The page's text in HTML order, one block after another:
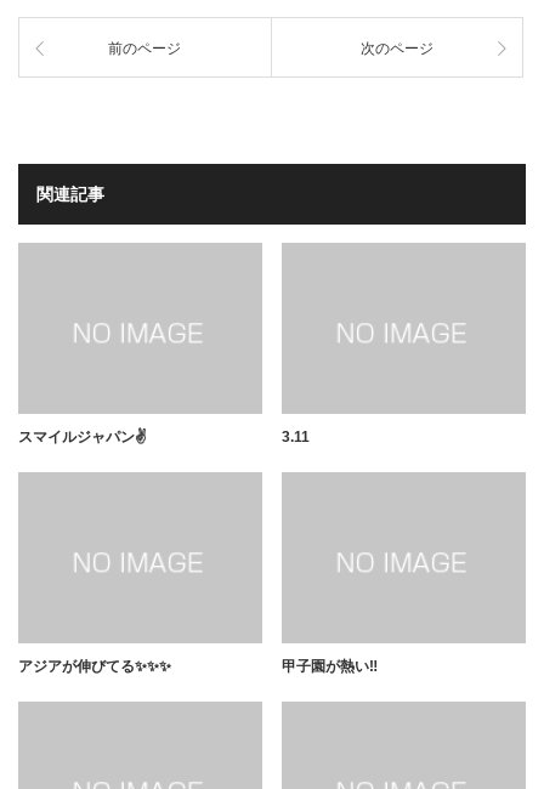
前のページ 次のページ
関連記事
スマイルジャパン✌️ 3.11
アジアが伸びてる✨✨✨ 甲子園が熱い‼️